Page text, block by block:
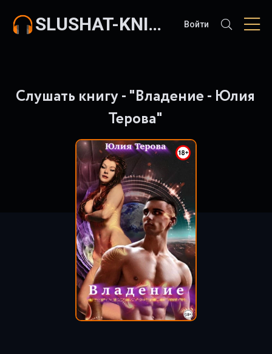
SLUSHAT-KNIGI.COM Войти
Слушать книгу - "Владение - Юлия
Терова"